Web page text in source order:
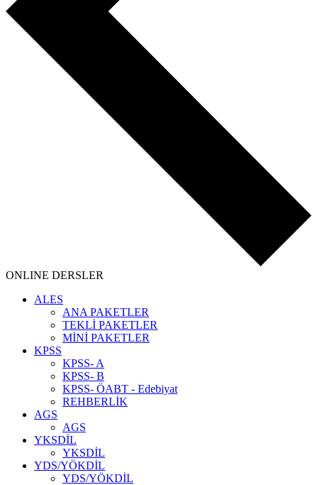
ONLINE DERSLER
ALES
ANA PAKETLER
TEKLİ PAKETLER
MİNİ PAKETLER
KPSS
KPSS- A
KPSS- B
KPSS- ÖABT - Edebiyat
REHBERLİK
AGS
AGS
YKSDİL
YKSDİL
YDS/YÖKDİL
YDS/YÖKDİL